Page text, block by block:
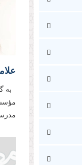
به